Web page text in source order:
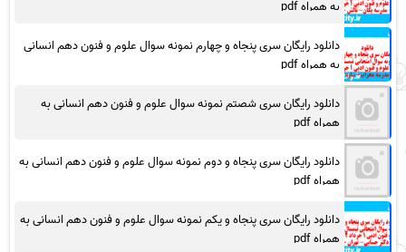
به همراه pdf
دانلود رایگان سری پنجاه و چهارم نمونه سوال علوم و فنون دهم انسانی
به همراه pdf
دانلود رایگان سری شصتم نمونه سوال علوم و فنون دهم انسانی به
همراه pdf
دانلود رایگان سری پنجاه و دوم نمونه سوال علوم و فنون دهم انسانی به
همراه pdf
دانلود رایگان سری پنجاه و یکم نمونه سوال علوم و فنون دهم انسانی به
همراه pdf